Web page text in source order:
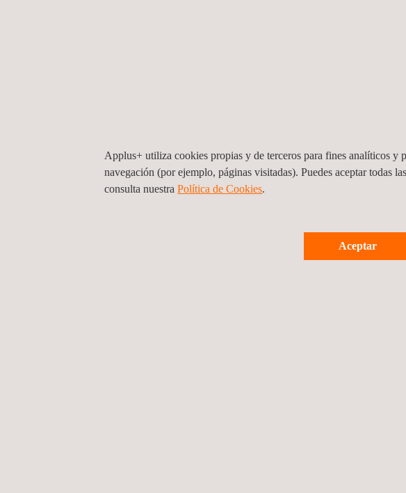
Applus+ utiliza cookies propias y de terceros para fines analíticos y
navegación (por ejemplo, páginas visitadas). Puedes aceptar todas
consulta nuestraPolítica de Cookies. ​
Aceptar